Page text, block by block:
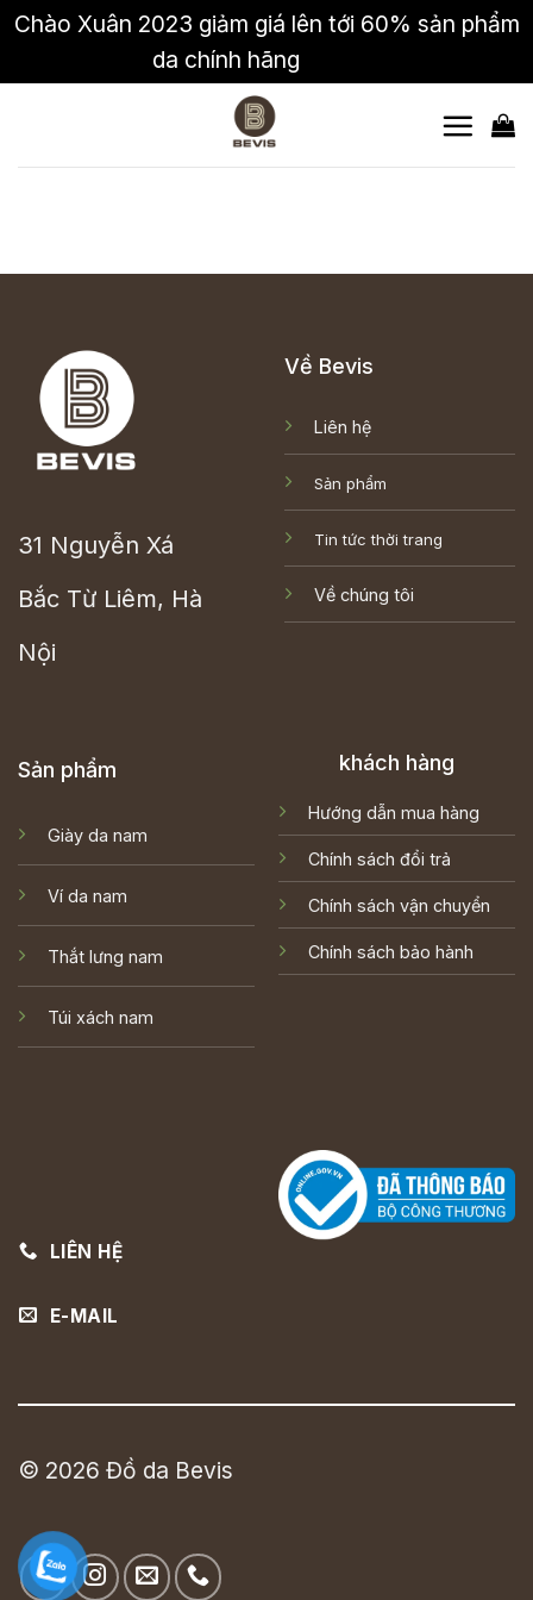
Chào Xuân 2023 giảm giá lên tới 60% sản phẩm
da chính hãng
content
31 Nguyễn Xá
Bắc Từ Liêm, Hà
Nội
Về Bevis
Liên hệ
Sản phẩm
Tin tức thời trang
Về chúng tôi
Sản phẩm
Giày da nam
Ví da nam
Thắt lưng nam
Túi xách nam
LIÊN HỆ
E-MAIL
khách hàng
Hướng dẫn mua hàng
Chính sách đổi trả
Chính sách vận chuyển
Chính sách bảo hành
© 2026 Đồ da Bevis